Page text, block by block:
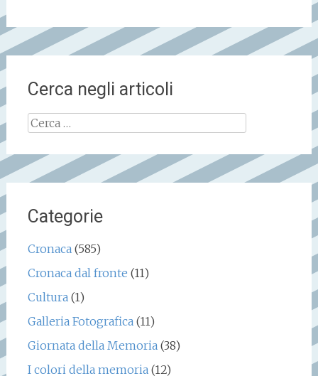
Cerca negli articoli
Ricerca
Categorie
Cronaca(585)
Cronaca dal fronte (11)
Cultura(1)
Galleria Fotografica(11)
Giornata della Memoria(38)
I colori della memoria(12)